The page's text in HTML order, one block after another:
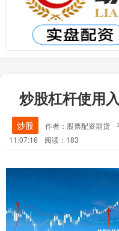
炒股杠杆使用
炒股 作者：股票配资期货
11:07:16
阅读：183